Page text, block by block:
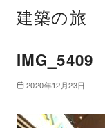
建築の旅
IMG_5409
2020年12月23日